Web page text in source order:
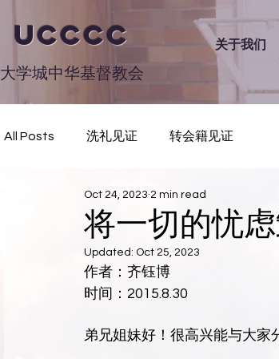
UCCCC
大学城中华基督教会
关于我们
All Posts 洗礼见证 转会籍见证
将一切的忧
Oct 24, 2023 2 min read
Updated: Oct 25, 2023
作者：齐钰博
时间：2015.8.30
弟兄姐妹好！很高兴能与大家